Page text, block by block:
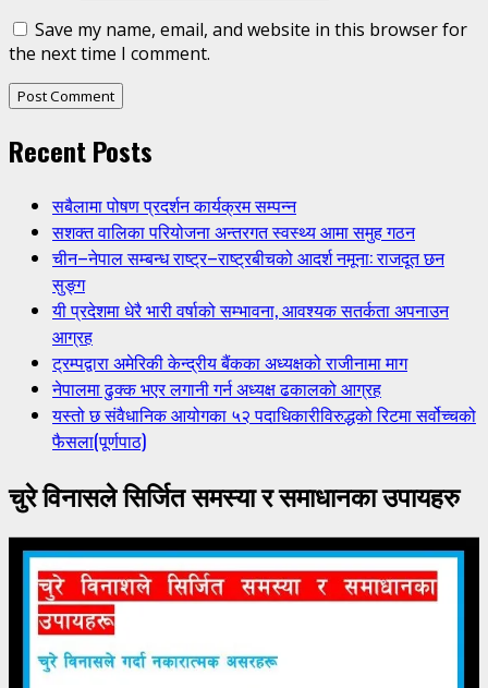
Save my name, email, and website in this browser for
the next time I comment.
Recent Posts
सबैलामा पोषण प्रदर्शन कार्यक्रम सम्पन्न
सशक्त वालिका परियोजना अन्तरगत स्वस्थ्य आमा समुह गठन
चीन–नेपाल सम्बन्ध राष्ट्र–राष्ट्रबीचको आदर्श नमूना: राजदूत छन
सुङ्ग
यी प्रदेशमा धेरै भारी वर्षाको सम्भावना, आवश्यक सतर्कता अपनाउन
आग्रह
ट्रम्पद्वारा अमेरिकी केन्द्रीय बैंकका अध्यक्षको राजीनामा माग
नेपालमा ढुक्क भएर लगानी गर्न अध्यक्ष ढकालको आग्रह
यस्तो छ संवैधानिक आयोगका ५२ पदाधिकारीविरुद्धको रिटमा सर्वोच्चको
फैसला(पूर्णपाठ)
चुरे विनासले सिर्जित समस्या र समाधानका उपायहरु